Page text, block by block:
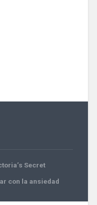
Secret
con la ansiedad